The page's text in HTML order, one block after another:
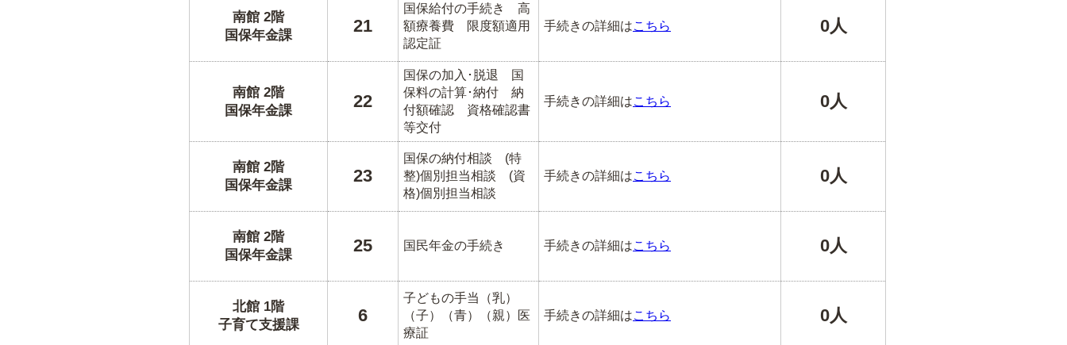
南館 2階
国保年金課
21
国保給付の手続き 高
額療養費 限度額適用
認定証
手続きの詳細はこちら 0人
南館 2階
国保年金課
22
国保の加入･脱退 国
保料の計算･納付 納
付額確認 資格確認書
等交付
手続きの詳細はこちら 0人
南館 2階
国保年金課
23
国保の納付相談 (特
整)個別担当相談 (資
格)個別担当相談
手続きの詳細はこちら 0人
南館 2階
国保年金課
25 国民年金の手続き 手続きの詳細はこちら 0人
北館 1階
子育て支援課
6
子どもの手当（乳）
（子）（青）（親）医
療証
手続きの詳細はこちら 0人